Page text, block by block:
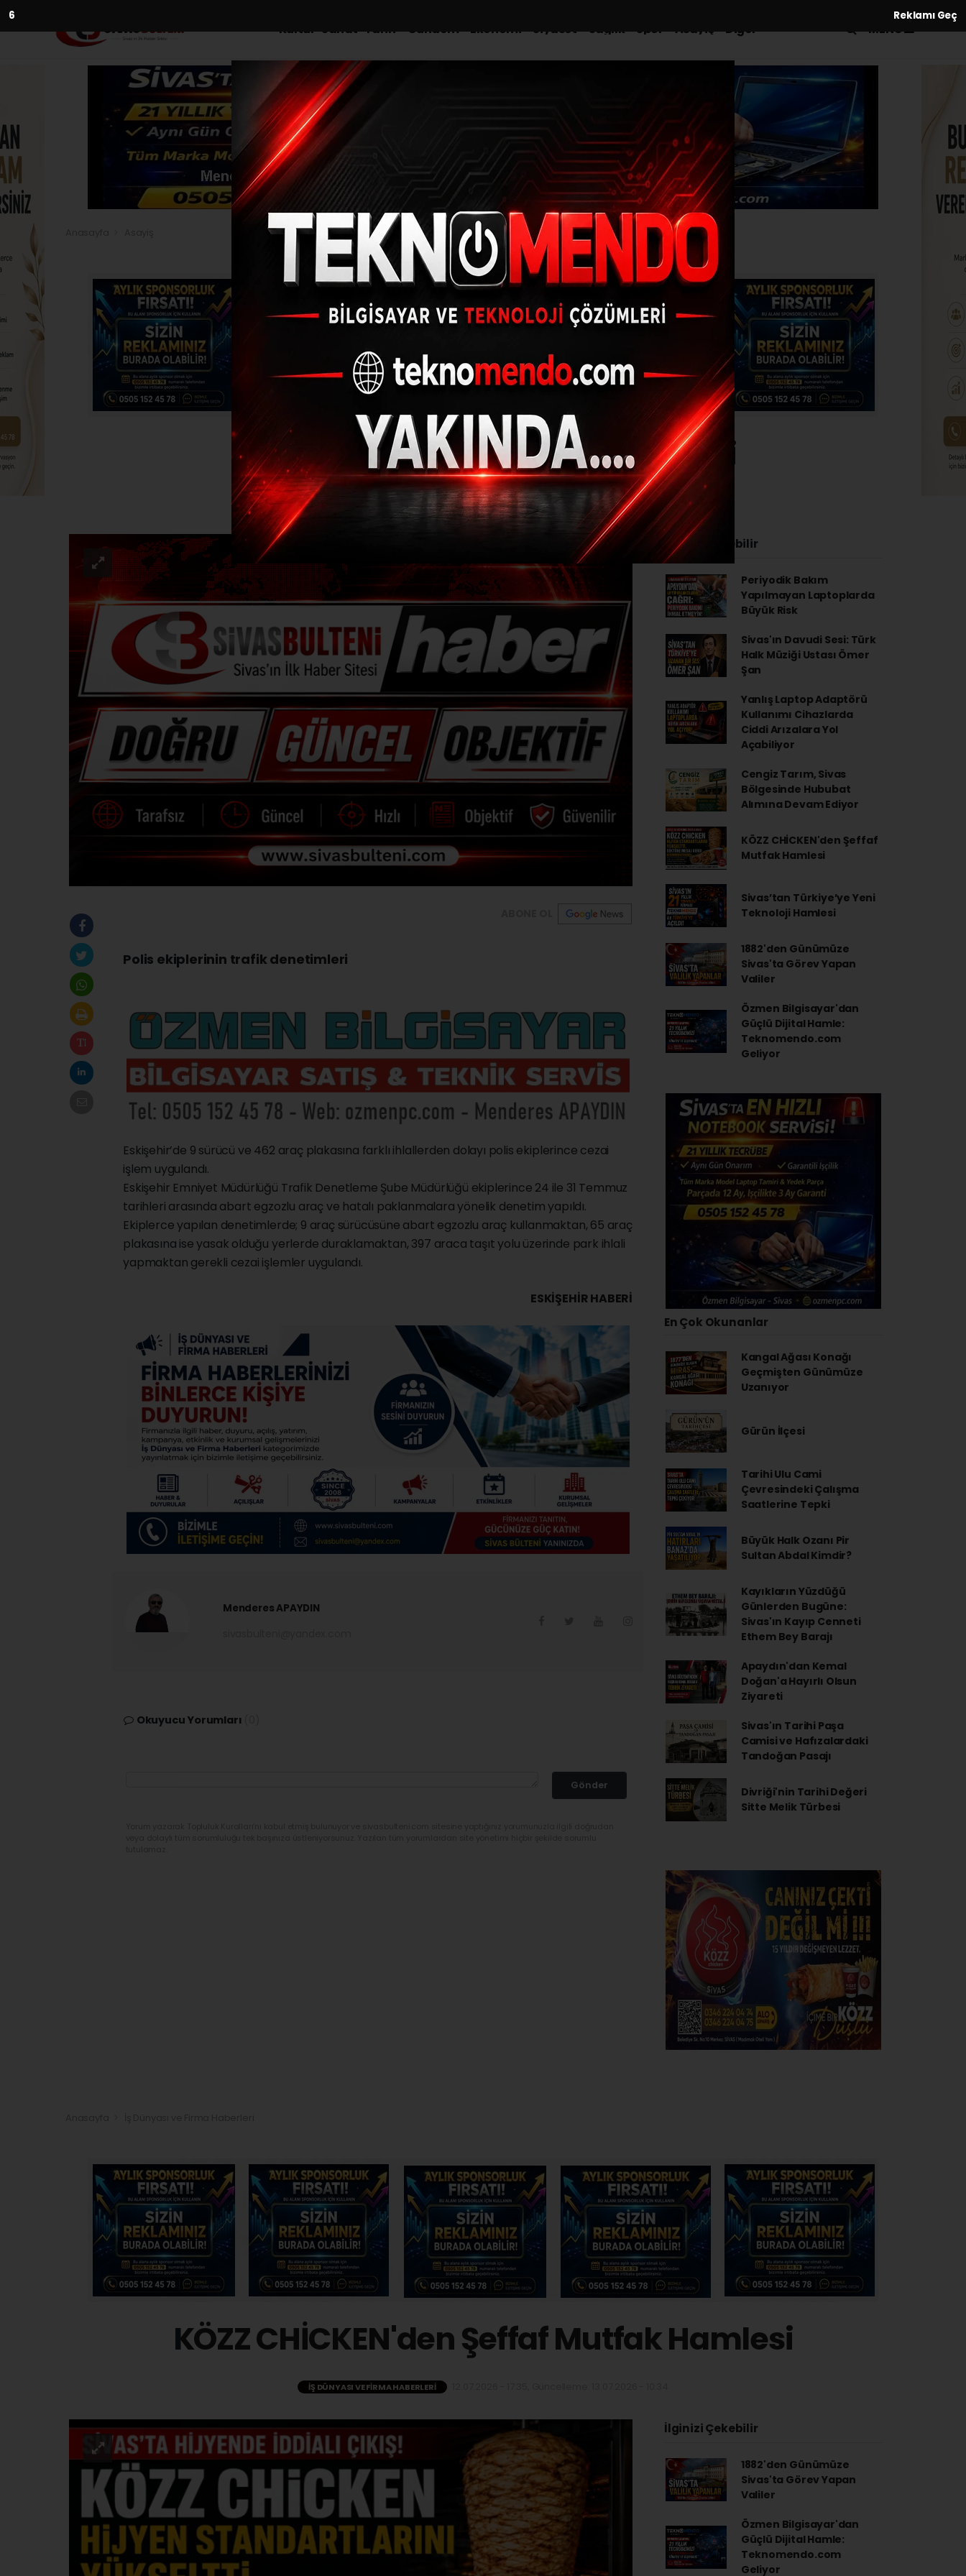
5 Reklamı Geç
Kültür-Sanat-Tarih Gündem Ekonomi Siyaset Sağlık Spor Asayiş Diğer MENÜ
Polis ekiplerinin trafik denetimleri
ASAYIŞ (İHA) - İhlas Haber Ajansı | 31.07.2024 - 17:00, Güncelleme: 31.07.2024 - 16:53
Polis ekiplerinin trafik denetimleri
Eskişehir’de 9 sürücü ve 462 araç plakasına farklı ihlallerden dolayı polis ekiplerince cezai
işlem uygulandı.
Eskişehir Emniyet Müdürlüğü Trafik Denetleme Şube Müdürlüğü ekiplerince 24 ile 31 Temmuz
tarihleri arasında abart egzozlu araç ve hatalı paklanmalara yönelik denetim yapıldı.
Ekiplerce yapılan denetimlerde; 9 araç sürücüsüne abart egzozlu araç kullanmaktan, 65 araç
plakasına ise yasak olduğu yerlerde duraklamaktan, 397 araca taşıt yolu üzerinde park ihlali
yapmaktan gerekli cezai işlemler uygulandı.
ESKIŞEHIR HABERİ
Menderes APAYDIN
Okuyucu Yorumları
Gönder
İlginizi Çekebilir
Periyodik Bakım
Yapılmayan Laptoplarda
Büyük Risk
Sivas'ın Davudi Sesi: Türk
Halk Müziği Ustası Ömer
Şan
Yanlış Laptop Adaptörü
Kullanımı Cihazlarda
Ciddi Arızalara Yol
Açabiliyor
Cengiz Tarım, Sivas
Bölgesinde Hububat
Alımına Devam Ediyor
KÖZZ CHİCKEN'den Şeffaf
Mutfak Hamlesi
Sivas’tan Türkiye’ye Yeni
Teknoloji Hamlesi
1882'den Günümüze
Sivas'ta Görev Yapan
Valiler
Özmen Bilgisayar'dan
Güçlü Dijital Hamle:
Teknomendo.com
Geliyor
En Çok Okunanlar
Kangal Ağası Konağı
Geçmişten Günümüze
Uzanıyor
Gürün İlçesi
Tarihi Ulu Cami
Çevresindeki Çalışma
Saatlerine Tepki
Büyük Halk Ozanı Pir
Sultan Abdal Kimdir?
Kayıkların Yüzdüğü
Günlerden Bugüne:
Sivas'ın Kayıp Cenneti
Ethem Bey Barajı
Apaydın'dan Kemal
Doğan'a Hayırlı Olsun
Ziyareti
Sivas'ın Tarihi Paşa
Camisi ve Hafızalardaki
Tandoğan Pasajı
Divriği'nin Tarihi Değeri
Sitte Melik Türbesi
KÖZZ CHİCKEN'den Şeffaf Mutfak Hamlesi
İŞ DÜNYASI VE FIRMA HABERLERI
İlginizi Çekebilir
1882'den Günümüze
Sivas'ta Görev Yapan
Valiler
Özmen Bilgisayar'dan
Güçlü Dijital Hamle:
Teknomendo.com
Geliyor